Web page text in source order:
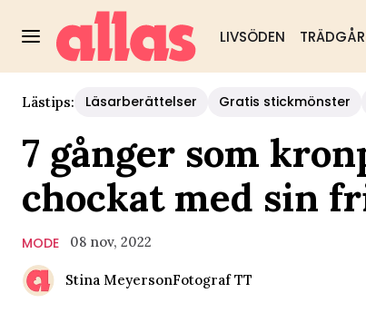
LIVSÖDEN
Lästips: Läsarberättelser Gratis stickmönster
7 gånger som
chockat med sin
MODE 08 nov, 2022
Stina MeyersonFotograf TT